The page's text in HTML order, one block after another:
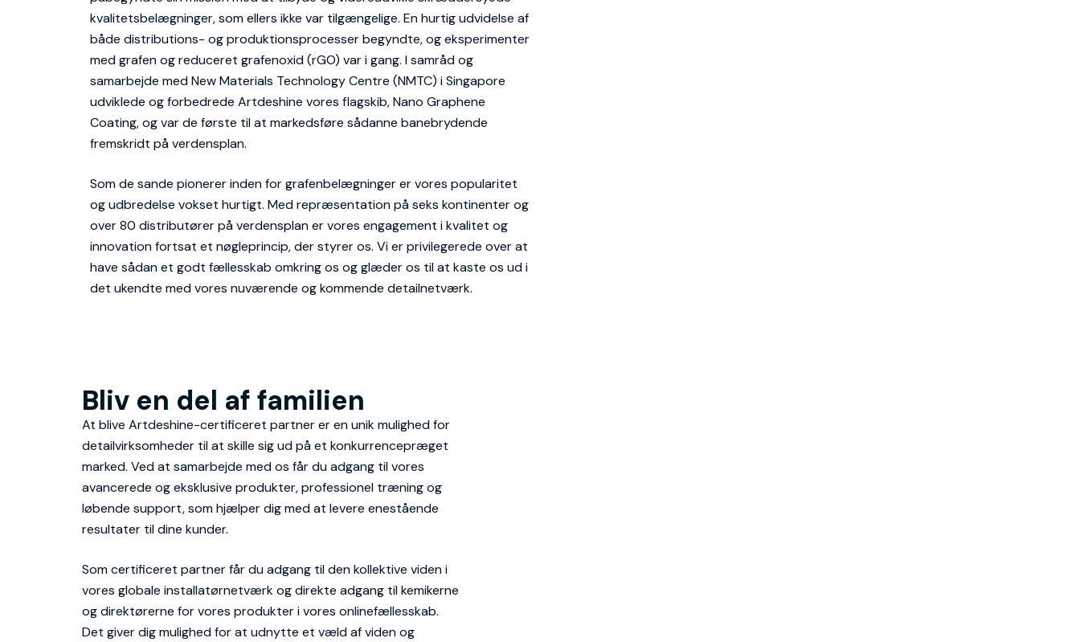
kvalitetsbelægninger, som ellers ikke var tilgængelige. En hurtig udvidelse af
både distributions- og produktionsprocesser begyndte, og eksperimenter
med grafen og reduceret grafenoxid (rGO) var i gang. I samråd og
samarbejde med New Materials Technology Centre (NMTC) i Singapore
udviklede og forbedrede Artdeshine vores flagskib, Nano Graphene
Coating, og var de første til at markedsføre sådanne banebrydende
fremskridt på verdensplan.
Som de sande pionerer inden for grafenbelægninger er vores popularitet
og udbredelse vokset hurtigt. Med repræsentation på seks kontinenter og
over 80 distributører på verdensplan er vores engagement i kvalitet og
innovation fortsat et nøgleprincip, der styrer os. Vi er privilegerede over at
have sådan et godt fællesskab omkring os og glæder os til at kaste os ud i
det ukendte med vores nuværende og kommende detailnetværk.
Bliv en del af familien
At blive Artdeshine-certificeret partner er en unik mulighed for
detailvirksomheder til at skille sig ud på et konkurrencepræget
marked. Ved at samarbejde med os får du adgang til vores
avancerede og eksklusive produkter, professionel træning og
løbende support, som hjælper dig med at levere enestående
resultater til dine kunder.
Som certificeret partner får du adgang til den kollektive viden i
vores globale installatørnetværk og direkte adgang til kemikerne
og direktørerne for vores produkter i vores onlinefællesskab.
Det giver dig mulighed for at udnytte et væld af viden og